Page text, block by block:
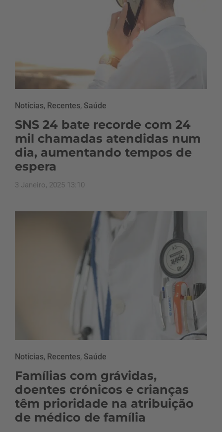
Notícias, Recentes, Saúde
SNS 24 bate recorde com 24
mil chamadas atendidas num
dia, aumentando tempos de
espera
3 Janeiro, 2025 13:10
Notícias, Recentes, Saúde
Famílias com grávidas,
doentes crónicos e crianças
têm prioridade na atribuição
de médico de família